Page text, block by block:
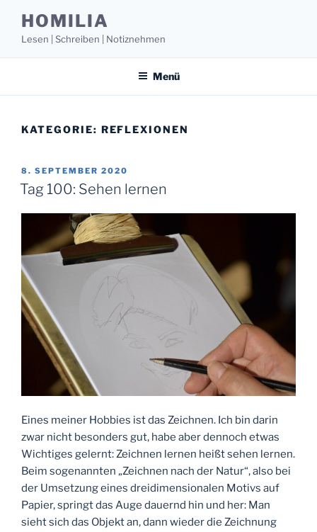
Inhalt
springen
HOMILIA
Lesen | Schreiben | Notiznehmen
Menü
KATEGORIE: REFLEXIONEN
VERÖFFENTLICHT
AM
8. SEPTEMBER 2020
Tag 100: Sehen lernen
Eines meiner Hobbies ist das Zeichnen. Ich bin darin
zwar nicht besonders gut, habe aber dennoch etwas
Wichtiges gelernt: Zeichnen lernen heißt sehen lernen.
Beim sogenannten „Zeichnen nach der Natur“, also bei
der Umsetzung eines dreidimensionalen Motivs auf
Papier, springt das Auge dauernd hin und her: Man
sieht sich das Objekt an, dann wieder die Zeichnung